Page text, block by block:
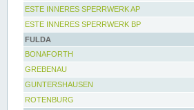
ESTE INNERES SPERRWERK AP
ESTE INNERES SPERRWERK BP
FULDA
BONAFORTH
GREBENAU
GUNTERSHAUSEN
ROTENBURG